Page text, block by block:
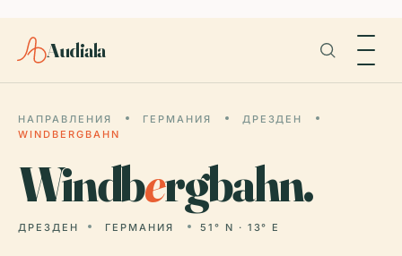
Audiala
НАПРАВЛЕНИЯ ГЕРМАНИЯ
ДРЕЗДЕН
WINDBERGBAHN
Windbergbahn.
ДРЕЗДЕН ГЕРМАНИЯ 51° N · 13° E